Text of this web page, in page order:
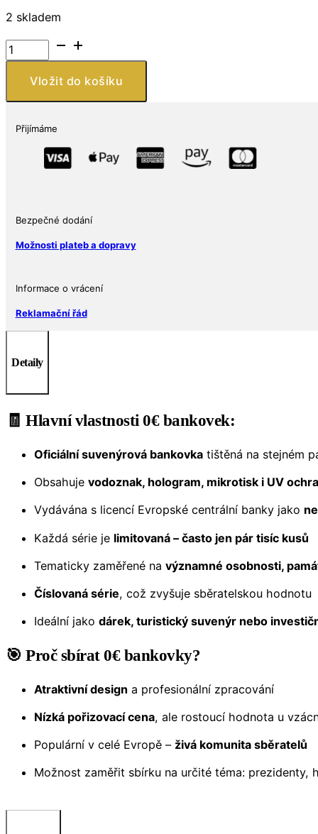
2 skladem
0
EUR
bankovka
SIEGESSAULE
Vložit do košíku
Přijímáme
Bezpečné dodání
Možnosti plateb a dopravy
Informace o vrácení
Reklamační řád
Detaily
🧾 Hlavní vlastnosti 0€ bankovek:
Oficiální suvenýrová bankovka tištěná na stejném
Obsahuje vodoznak, hologram, mikrotisk i UV
Vydávána s licencí Evropské centrální banky jako
Každá série je limitovaná – často jen pár tisíc kusů
Tematicky zaměřené na významné osobnosti,
Číslovaná série, což zvyšuje sběratelskou hodnotu
Ideální jako dárek, turistický suvenýr nebo
🎯 Proč sbírat 0€ bankovky?
Atraktivní design a profesionální zpracování
Nízká pořizovací cena, ale rostoucí hodnota u
Populární v celé Evropě – živá komunita sběratelů
Možnost zaměřit sbírku na určité téma: prezidenty,